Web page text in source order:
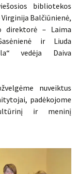
bibliotekos
Balčiūnienė,
direktorė – Laima
ir Liuda
vedėja Daiva
nuveiktus
padėkojome
ir meninį